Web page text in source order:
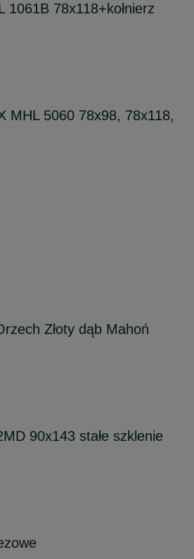
78x118+kołnierz
MHL 5060 78x98, 78x118,
Złoty dąb Mahoń
90x143 stałe szklenie